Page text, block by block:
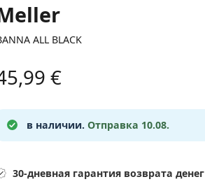
ALL BLACK
€
в наличии. Отправка 10.08.
30-дневная гарантия возврата денег